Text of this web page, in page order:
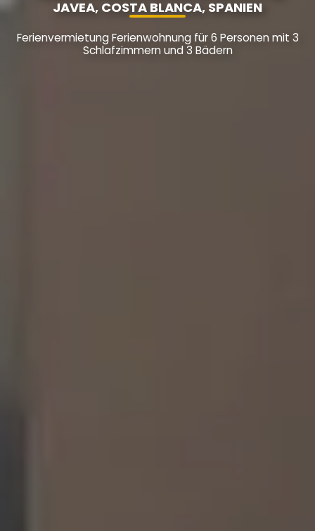
JAVEA, COSTA BLANCA, SPANIEN
Ferienvermietung Ferienwohnung für 6 Personen mit 3
Schlafzimmern und 3 Bädern